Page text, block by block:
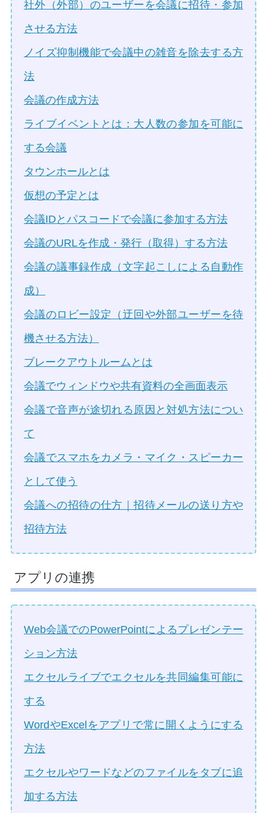
社外（外部）のユーザーを会議に招待・参加
させる方法
ノイズ抑制機能で会議中の雑音を除去する方
法
会議の作成方法
ライブイベントとは：大人数の参加を可能に
する会議
タウンホールとは
仮想の予定とは
会議IDとパスコードで会議に参加する方法
会議のURLを作成・発行（取得）する方法
会議の議事録作成（文字起こしによる自動作
成）
会議のロビー設定（迂回や外部ユーザーを待
機させる方法）
ブレークアウトルームとは
会議でウィンドウや共有資料の全画面表示
会議で音声が途切れる原因と対処方法につい
て
会議でスマホをカメラ・マイク・スピーカー
として使う
会議への招待の仕方｜招待メールの送り方や
招待方法
アプリの連携
Web会議でのPowerPointによるプレゼンテー
ション方法
エクセルライブでエクセルを共同編集可能に
する
WordやExcelをアプリで常に開くようにする
方法
エクセルやワードなどのファイルをタブに追
加する方法